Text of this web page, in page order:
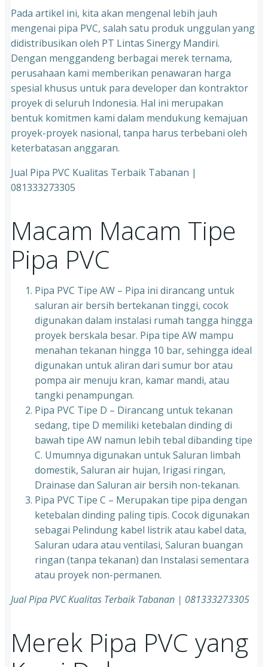
Pada artikel ini, kita akan mengenal lebih jauh
mengenai pipa PVC, salah satu produk unggulan yang
didistribusikan oleh PT Lintas Sinergy Mandiri.
Dengan menggandeng berbagai merek ternama,
perusahaan kami memberikan penawaran harga
spesial khusus untuk para developer dan kontraktor
proyek di seluruh Indonesia. Hal ini merupakan
bentuk komitmen kami dalam mendukung kemajuan
proyek-proyek nasional, tanpa harus terbebani oleh
keterbatasan anggaran.
Jual Pipa PVC Kualitas Terbaik Tabanan |
081333273305
Macam Macam Tipe
Pipa PVC
Pipa PVC Tipe AW – Pipa ini dirancang untuk
saluran air bersih bertekanan tinggi, cocok
digunakan dalam instalasi rumah tangga hingga
proyek berskala besar. Pipa tipe AW mampu
menahan tekanan hingga 10 bar, sehingga ideal
digunakan untuk aliran dari sumur bor atau
pompa air menuju kran, kamar mandi, atau
tangki penampungan.
Pipa PVC Tipe D – Dirancang untuk tekanan
sedang, tipe D memiliki ketebalan dinding di
bawah tipe AW namun lebih tebal dibanding tipe
C. Umumnya digunakan untuk Saluran limbah
domestik, Saluran air hujan, Irigasi ringan,
Drainase dan Saluran air bersih non-tekanan.
Pipa PVC Tipe C – Merupakan tipe pipa dengan
ketebalan dinding paling tipis. Cocok digunakan
sebagai Pelindung kabel listrik atau kabel data,
Saluran udara atau ventilasi, Saluran buangan
ringan (tanpa tekanan) dan Instalasi sementara
atau proyek non-permanen.
Jual Pipa PVC Kualitas Terbaik Tabanan | 081333273305
Merek Pipa PVC yang